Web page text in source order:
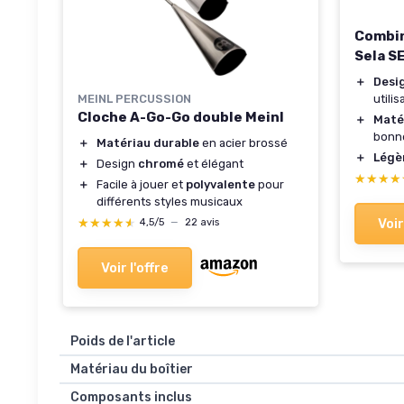
MEINL PERCUSSION
Cloche A-Go-Go double Meinl
＋ Matériau durable en acier brossé
＋
Design chromé et élégant
＋
Facile à jouer et polyvalente pour
différents styles musicaux
★★★★★
★★★★★ 4,5/5 — 22 avis
Voir l'offre
Sela
＋
＋
＋
Poids de l'article
Matériau du boîtier
Composants inclus